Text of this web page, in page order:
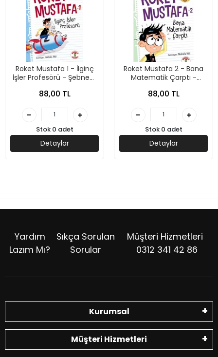
Roket Mustafa 1 - İlginç
İşler Profesörü - Şebnem
Kalem Yayınları
88,00 TL
Stok 0 adet
Detaylar
Roket Mustafa 2 - Bana
Matematik Çarptı -
Sihirli Kalem Yayınları
88,00 TL
Stok 0 adet
Detaylar
Yardım
Lazım Mı?
Sıkça Sorulan
Sorular
Müşteri Hizmetleri
0312 341 42 86
Kurumsal
Müşteri Hizmetleri